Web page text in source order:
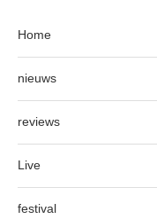
Home
nieuws
reviews
Live
festival